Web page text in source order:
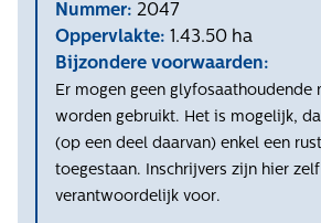
Nummer: 2047
Oppervlakte: 1.43.50 ha
Bijzondere voorwaarden:
Er mogen geen glyfosaathoudende
worden gebruikt. Het is mogelijk,
(op een deel daarvan) enkel een
toegestaan. Inschrijvers zijn hier zelf
verantwoordelijk voor.